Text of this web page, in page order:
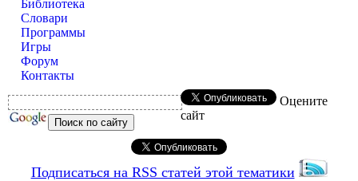
Библиотека
Словари
Программы
Игры
Форум
Контакты
Оцените
сайт
Подписаться на RSS статей этой тематики